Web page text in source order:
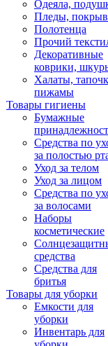
Одеяла,
Пледы,
Полотенца
Прочий
Декоративные
коврики,
Халаты,
пижамы
Товары гигиены
Бумажные
Средства по
за полостью
Уход за телом
Уход за лицом
Средства по
за волосами
Наборы
косметические
средства
Средства для
бритья
Товары для уборки
Емкости для
уборки
Инвентарь для